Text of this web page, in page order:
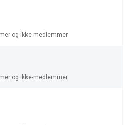
og ikke-medlemmer
og ikke-medlemmer